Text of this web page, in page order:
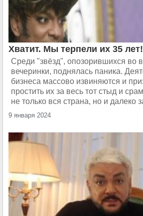
Хватит. Мы терпели их 35 лет!
Среди "звёзд", опозорившихся во
вечеринки, поднялась паника.
бизнеса массово извиняются и
простить их за весь тот стыд и
не только вся страна, но и далеко
9 января 2024